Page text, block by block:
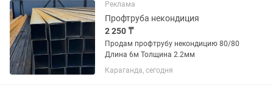
Реклама
Профтруба некондиция
2 250 ₸
Продам профтрубу некондицию 80/80
Длина 6м Толщина 2.2мм
Караганда, сегодня